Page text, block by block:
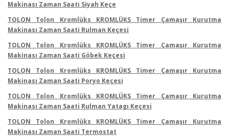
Makinası Zaman Saati Siyah Keçe
TOLON Tolon Kromlüks KROMLÜKS Timer Çamaşır Kurutma
Makinası Zaman Saati Rulman Keçesi
TOLON Tolon Kromlüks KROMLÜKS Timer Çamaşır Kurutma
Makinası Zaman Saati Göbek Keçesi
TOLON Tolon Kromlüks KROMLÜKS Timer Çamaşır Kurutma
Makinası Zaman Saati Poryo Keçesi
TOLON Tolon Kromlüks KROMLÜKS Timer Çamaşır Kurutma
Makinası Zaman Saati Rulman Yatagı Keçesi
TOLON Tolon Kromlüks KROMLÜKS Timer Çamaşır Kurutma
Makinası Zaman Saati Termostat